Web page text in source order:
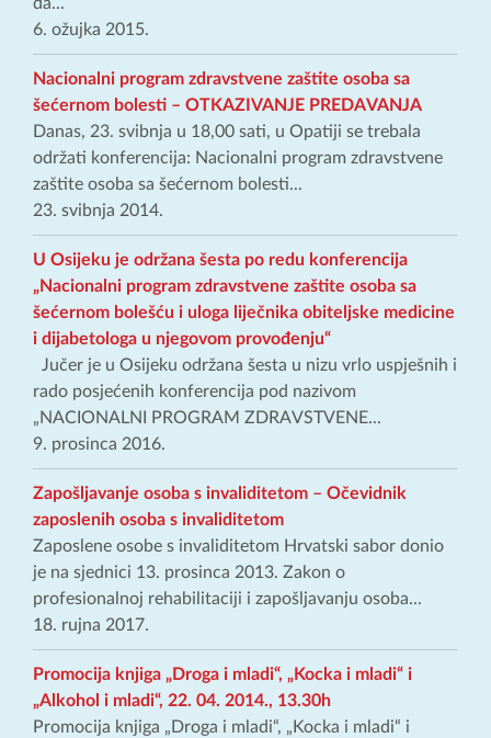
da...
6. ožujka 2015.
Nacionalni program zdravstvene zaštite osoba sa
šećernom bolesti – OTKAZIVANJE PREDAVANJA
Danas, 23. svibnja u 18,00 sati, u Opatiji se trebala
održati konferencija: Nacionalni program zdravstvene
zaštite osoba sa šećernom bolesti...
23. svibnja 2014.
U Osijeku je održana šesta po redu konferencija
„Nacionalni program zdravstvene zaštite osoba sa
šećernom bolešću i uloga liječnika obiteljske medicine
i dijabetologa u njegovom provođenju“
Jučer je u Osijeku održana šesta u nizu vrlo uspješnih i
rado posjećenih konferencija pod nazivom
„NACIONALNI PROGRAM ZDRAVSTVENE...
9. prosinca 2016.
Zapošljavanje osoba s invaliditetom – Očevidnik
zaposlenih osoba s invaliditetom
Zaposlene osobe s invaliditetom Hrvatski sabor donio
je na sjednici 13. prosinca 2013. Zakon o
profesionalnoj rehabilitaciji i zapošljavanju osoba...
18. rujna 2017.
Promocija knjiga „Droga i mladi“, „Kocka i mladi“ i
„Alkohol i mladi“, 22. 04. 2014., 13.30h
Promocija knjiga „Droga i mladi“, „Kocka i mladi“ i